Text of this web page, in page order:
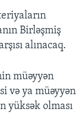
Birləşmiş
alınacaq.
müəyyən
və ya müəyyən
yüksək olması